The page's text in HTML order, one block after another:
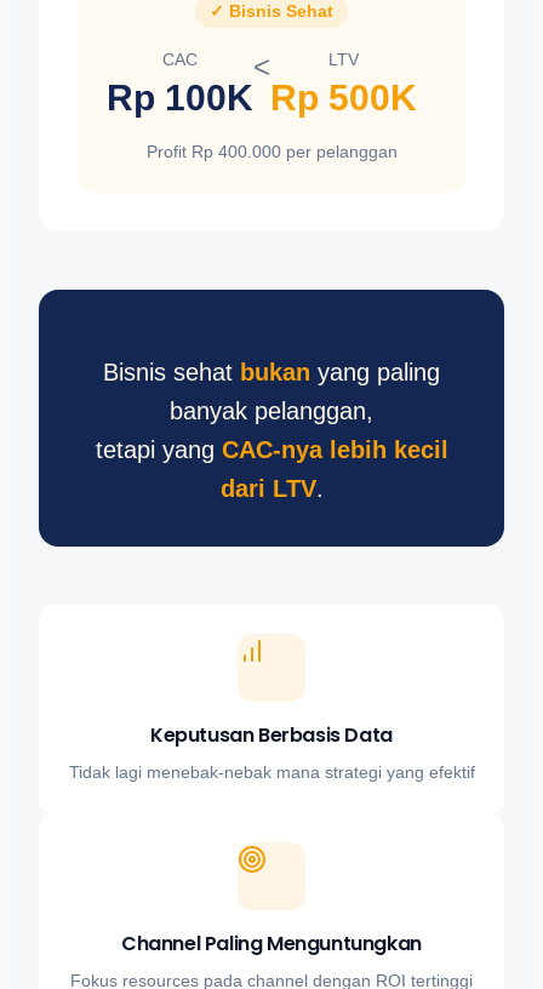
✓ Bisnis Sehat
CAC
Rp 100K
< LTV
Rp 500K
Profit Rp 400.000 per pelanggan
Bisnis sehat bukan yang paling
banyak pelanggan,
tetapi yang CAC-nya lebih kecil
dari LTV.
Keputusan Berbasis Data
Tidak lagi menebak-nebak mana strategi yang efektif
Channel Paling Menguntungkan
Fokus resources pada channel dengan ROI tertinggi